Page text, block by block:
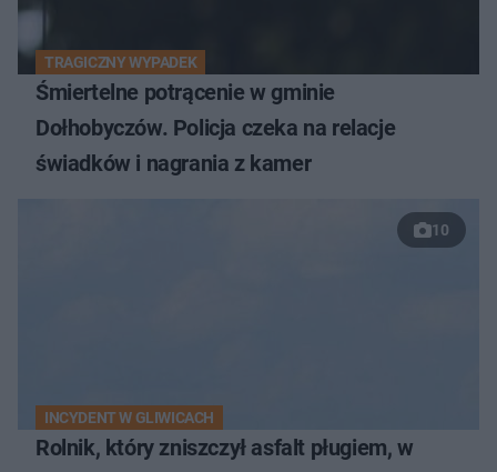
TRAGICZNY WYPADEK
Śmiertelne potrącenie w gminie
Dołhobyczów. Policja czeka na relacje
świadków i nagrania z kamer
10
INCYDENT W GLIWICACH
Rolnik, który zniszczył asfalt pługiem, w